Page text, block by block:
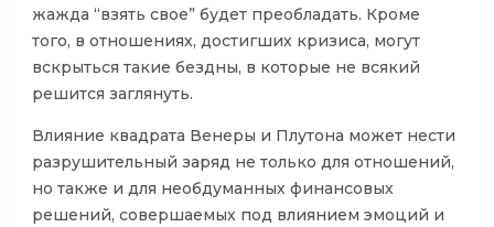
жажда “взять свое” будет преобладать. Кроме
того, в отношениях, достигших кризиса, могут
вскрыться такие бездны, в которые не всякий
решится заглянуть.
Влияние квадрата Венеры и Плутона может нести
разрушительный заряд не только для отношений,
но также и для необдуманных финансовых
решений, совершаемых под влиянием эмоций и